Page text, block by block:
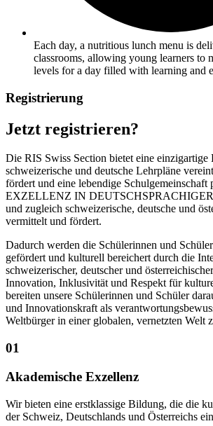
Each day, a nutritious lunch menu is
classrooms, allowing young learners to
levels for a day filled with learning and
Registrierung
Jetzt registrieren?
Die RIS Swiss Section bietet eine einzigartige
schweizerische und deutsche Lehrpläne
fördert und eine lebendige Schulgemeinschaft
EXZELLENZ IN
und zugleich schweizerische, deutsche und
vermittelt und fördert.
Dadurch werden die Schülerinnen und
gefördert und kulturell bereichert durch die
schweizerischer, deutscher und
Innovation, Inklusivität und Respekt für
bereiten unsere Schülerinnen und Schüler
und Innovationskraft als
Weltbürger in einer globalen, vernetzten Welt
01
Akademische Exzellenz
Wir bieten eine erstklassige Bildung, die die
der Schweiz, Deutschlands und Österreichs